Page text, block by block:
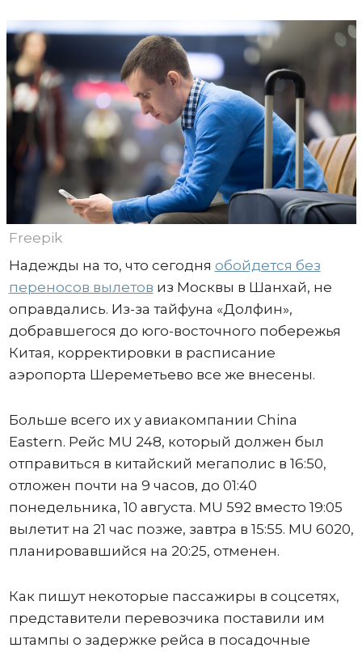
Freepik
Надежды на то, что сегодня обойдется без
переносов вылетов из Москвы в Шанхай, не
оправдались. Из-за тайфуна «Долфин»,
добравшегося до юго-восточного побережья
Китая, корректировки в расписание
аэропорта Шереметьево все же внесены.
Больше всего их у авиакомпании China
Eastern. Рейс MU 248, который должен был
отправиться в китайский мегаполис в 16:50,
отложен почти на 9 часов, до 01:40
понедельника, 10 августа. MU 592 вместо 19:05
вылетит на 21 час позже, завтра в 15:55. MU 6020,
планировавшийся на 20:25, отменен.
Как пишут некоторые пассажиры в соцсетях,
представители перевозчика поставили им
штампы о задержке рейса в посадочные